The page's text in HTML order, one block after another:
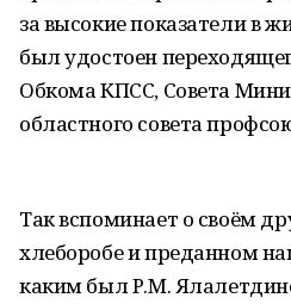
за высокие показатели в
был удостоен
Обкома КПСС, Совета
областного совета
Так вспоминает о своём
хлеборобе и преданном
каким был Р.М.